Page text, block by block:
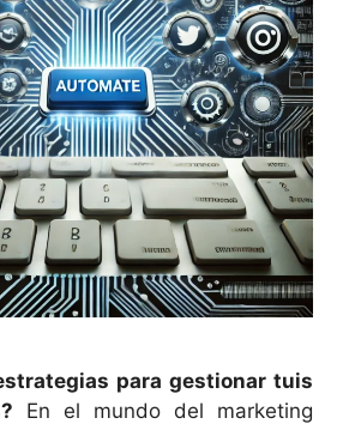
para gestionar tuis
En el mundo del marketing